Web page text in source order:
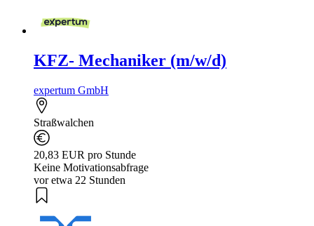
KFZ- Mechaniker (m/w/d)
expertum GmbH
Straßwalchen
20,83 EUR pro Stunde
Keine Motivationsabfrage
vor etwa 22 Stunden